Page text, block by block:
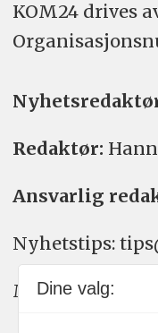
KOM24 drives
Redaktør:
Ansvarlig
Nyhetstips:
Meninger:
Dine valg: